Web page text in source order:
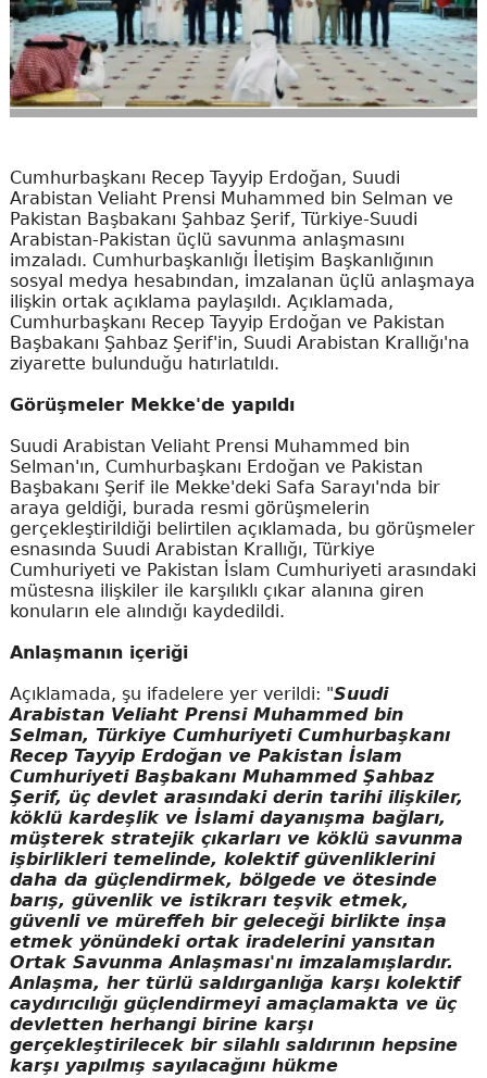
Cumhurbaşkanı Recep Tayyip Erdoğan, Suudi
Arabistan Veliaht Prensi Muhammed bin Selman ve
Pakistan Başbakanı Şahbaz Şerif, Türkiye-Suudi
Arabistan-Pakistan üçlü savunma anlaşmasını
imzaladı. Cumhurbaşkanlığı İletişim Başkanlığının
sosyal medya hesabından, imzalanan üçlü anlaşmaya
ilişkin ortak açıklama paylaşıldı. Açıklamada,
Cumhurbaşkanı Recep Tayyip Erdoğan ve Pakistan
Başbakanı Şahbaz Şerif'in, Suudi Arabistan Krallığı'na
ziyarette bulunduğu hatırlatıldı.
Görüşmeler Mekke'de yapıldı
Suudi Arabistan Veliaht Prensi Muhammed bin
Selman'ın, Cumhurbaşkanı Erdoğan ve Pakistan
Başbakanı Şerif ile Mekke'deki Safa Sarayı'nda bir
araya geldiği, burada resmi görüşmelerin
gerçekleştirildiği belirtilen açıklamada, bu görüşmeler
esnasında Suudi Arabistan Krallığı, Türkiye
Cumhuriyeti ve Pakistan İslam Cumhuriyeti arasındaki
müstesna ilişkiler ile karşılıklı çıkar alanına giren
konuların ele alındığı kaydedildi.
Anlaşmanın içeriği
Açıklamada, şu ifadelere yer verildi: "Suudi
Arabistan Veliaht Prensi Muhammed bin
Selman, Türkiye Cumhuriyeti Cumhurbaşkanı
Recep Tayyip Erdoğan ve Pakistan İslam
Cumhuriyeti Başbakanı Muhammed Şahbaz
Şerif, üç devlet arasındaki derin tarihi ilişkiler,
köklü kardeşlik ve İslami dayanışma bağları,
müşterek stratejik çıkarları ve köklü savunma
işbirlikleri temelinde, kolektif güvenliklerini
daha da güçlendirmek, bölgede ve ötesinde
barış, güvenlik ve istikrarı teşvik etmek,
güvenli ve müreffeh bir geleceği birlikte inşa
etmek yönündeki ortak iradelerini yansıtan
Ortak Savunma Anlaşması'nı imzalamışlardır.
Anlaşma, her türlü saldırganlığa karşı kolektif
caydırıcılığı güçlendirmeyi amaçlamakta ve üç
devletten herhangi birine karşı
gerçekleştirilecek bir silahlı saldırının hepsine
karşı yapılmış sayılacağını hükme